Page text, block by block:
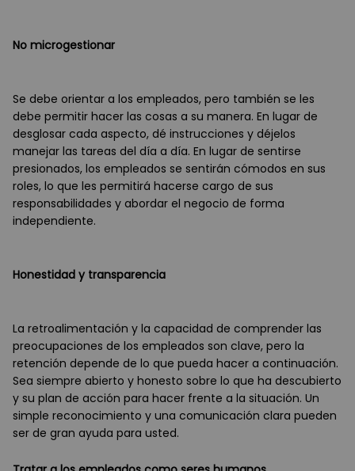
No microgestionar
Se debe orientar a los empleados, pero también se les
debe permitir hacer las cosas a su manera. En lugar de
desglosar cada aspecto, dé instrucciones y déjelos
manejar las tareas del día a día. En lugar de sentirse
presionados, los empleados se sentirán cómodos en sus
roles, lo que les permitirá hacerse cargo de sus
responsabilidades y abordar el negocio de forma
independiente.
Honestidad y transparencia
La retroalimentación y la capacidad de comprender las
preocupaciones de los empleados son clave, pero la
retención depende de lo que pueda hacer a continuación.
Sea siempre abierto y honesto sobre lo que ha descubierto
y su plan de acción para hacer frente a la situación. Un
simple reconocimiento y una comunicación clara pueden
ser de gran ayuda para usted.